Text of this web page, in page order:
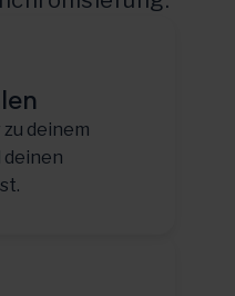
deinem
deinen